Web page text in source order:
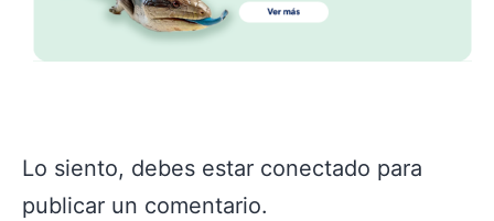
Lo siento, debes estar conectado para
publicar un comentario.